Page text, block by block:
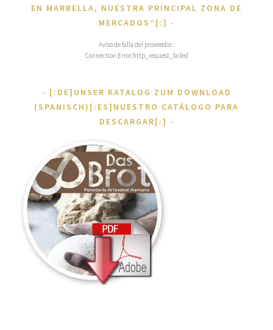
EN MARBELLA, NUESTRA PRINCIPAL ZONA DE
MERCADOS“[:]
Aviso de falla del proveedor.:
Connection Error:http_request_failed
[:DE]UNSER KATALOG ZUM DOWNLOAD
(SPANISCH)[:ES]NUESTRO CATÁLOGO PARA
DESCARGAR[:]